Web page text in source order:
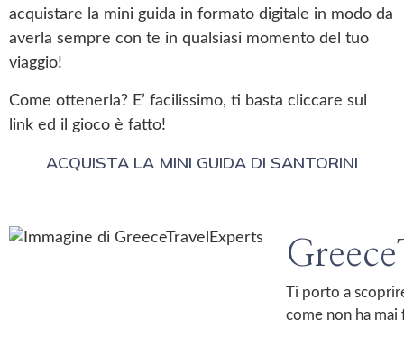
acquistare la mini guida in formato digitale in modo da
averla sempre con te in qualsiasi momento del tuo
viaggio!
Come ottenerla? E’ facilissimo, ti basta cliccare sul
link ed il gioco è fatto!
ACQUISTA LA MINI GUIDA DI SANTORINI
Ti porto a
come non ha